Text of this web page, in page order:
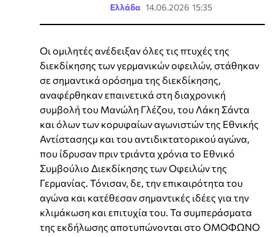
Ελλάδα 14.06.2026 15:35
Οι ομιλητές ανέδειξαν όλες τις πτυχές της
διεκδίκησης των γερμανικών οφειλών, στάθηκαν
σε σημαντικά ορόσημα της διεκδίκησης,
αναφέρθηκαν επαινετικά στη διαχρονική
συμβολή του Μανώλη Γλέζου, του Λάκη Σάντα
και όλων των κορυφαίων αγωνιστών της Εθνικής
Αντίστασηςμ και του αντιδικτατορικού αγώνα,
που ίδρυσαν πριν τριάντα χρόνια το Εθνικό
Συμβούλιο Διεκδίκησης των Οφειλών της
Γερμανίας. Τόνισαν, δε, την επικαιρότητα του
αγώνα και κατέθεσαν σημαντικές ιδέες για την
κλιμάκωση και επιτυχία του. Τα συμπεράσματα
της εκδήλωσης αποτυπώνονται στο ΟΜΟΦΩΝΟ